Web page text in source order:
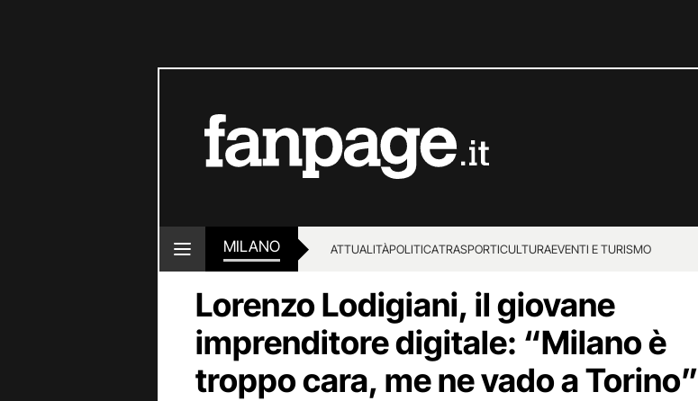
MILANO ATTUALITÀPOLITICATRASPORTICULTURAEVENTI E TURISMO
Lorenzo Lodigiani, il giovane
imprenditore digitale: “Milano è
troppo cara, me ne vado a Torino”